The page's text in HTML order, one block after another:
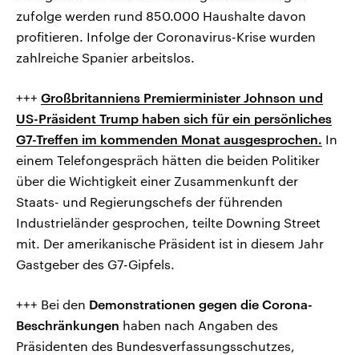
zufolge werden rund 850.000 Haushalte davon
profitieren. Infolge der Coronavirus-Krise wurden
zahlreiche Spanier arbeitslos.
+++ Großbritanniens Premierminister Johnson und
US-Präsident Trump haben sich für ein persönliches
G7-Treffen im kommenden Monat ausgesprochen. In
einem Telefongespräch hätten die beiden Politiker
über die Wichtigkeit einer Zusammenkunft der
Staats- und Regierungschefs der führenden
Industrieländer gesprochen, teilte Downing Street
mit. Der amerikanische Präsident ist in diesem Jahr
Gastgeber des G7-Gipfels.
+++ Bei den Demonstrationen gegen die Corona-
Beschränkungen haben nach Angaben des
Präsidenten des Bundesverfassungsschutzes,